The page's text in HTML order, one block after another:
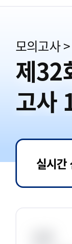
모의고사>
제32
고사
실시간